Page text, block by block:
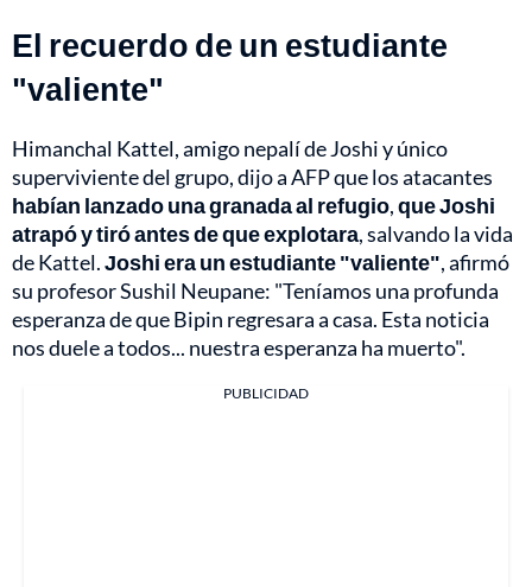
El recuerdo de un estudiante
"valiente"
Himanchal Kattel, amigo nepalí de Joshi y único
superviviente del grupo, dijo a AFP que los atacantes
habían lanzado una granada al refugio,queJoshi
atrapó y tiró antes de que explotara, salvando la vida
de Kattel.Joshi era un estudiante "valiente", afirmó
su profesor Sushil Neupane: "Teníamos una profunda
esperanza de que Bipin regresara a casa. Esta noticia
nos duele a todos... nuestra esperanza ha muerto".
PUBLICIDAD